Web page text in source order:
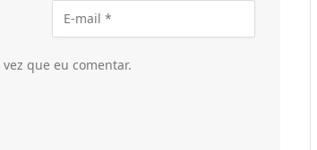
que eu comentar.